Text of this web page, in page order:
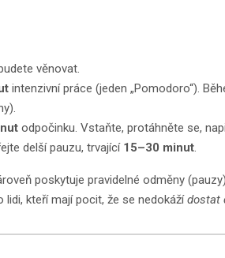
věnovat.
intenzivní práce (jeden „Pomodoro“).
odpočinku. Vstaňte, protáhněte se,
delší pauzu, trvající 15–30 minut
poskytuje pravidelné odměny
kteří mají pocit, že se nedokážídostat